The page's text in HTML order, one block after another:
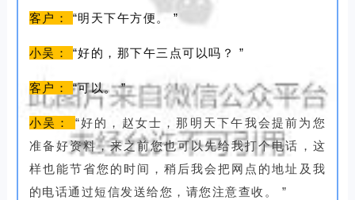
客户： “明天下午方便。 ”
小吴： “好的，那下午三点可以吗？ ”
客户： “可以。 ”
小吴：
“好的，赵女士，那明天下午我会提前为您
准备好资料，来之前您也可以先给我打个电话，这
样也能节省您的时间，稍后我会把网点的地址及我
的电话通过短信发送给您，请您注意查收。
”